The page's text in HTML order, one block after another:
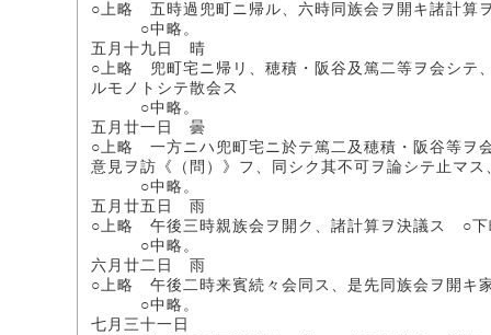
○上略 五時過兜町ニ帰ル、六時同族会ヲ開キ諸計
○中略。
五月十九日 晴
○上略 兜町宅ニ帰リ、穂積・阪谷及篤二等ヲ会シテ
ルモノトシテ散会ス
○中略。
五月廿一日 曇
○上略 一方ニハ兜町宅ニ於テ篤二及穂積・阪谷等
意見ヲ訪《（問）》フ、同シク其不可ヲ論シテ止マ
○中略。
五月廿五日 雨
○上略 午後三時親族会ヲ開ク、諸計算ヲ決議ス ○下
○中略。
六月廿二日 雨
○上略 午後二時来賓続々会同ス、是先同族会ヲ開キ
○中略。
七月三十一日